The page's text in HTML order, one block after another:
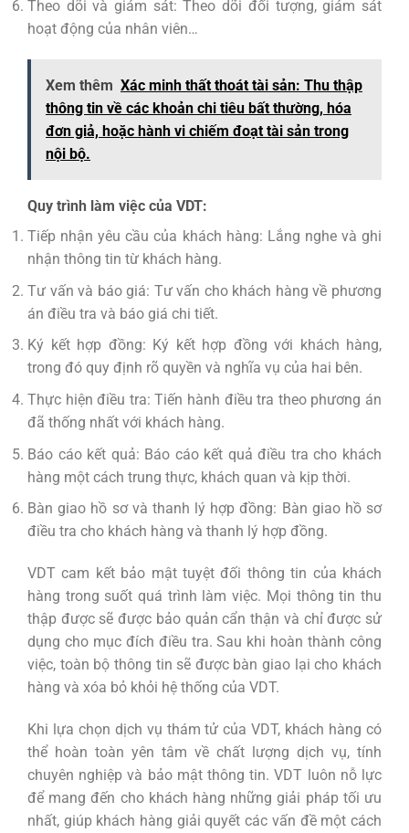
Theo dõi và giám sát: Theo dõi đối tượng, giám sát
hoạt động của nhân viên…
Xem thêm Xác minh thất thoát tài sản: Thu thập
thông tin về các khoản chi tiêu bất thường, hóa
đơn giả, hoặc hành vi chiếm đoạt tài sản trong
nội bộ.
Quy trình làm việc của VDT:
Tiếp nhận yêu cầu của khách hàng: Lắng nghe và ghi
nhận thông tin từ khách hàng.
Tư vấn và báo giá: Tư vấn cho khách hàng về phương
án điều tra và báo giá chi tiết.
Ký kết hợp đồng: Ký kết hợp đồng với khách hàng,
trong đó quy định rõ quyền và nghĩa vụ của hai bên.
Thực hiện điều tra: Tiến hành điều tra theo phương án
đã thống nhất với khách hàng.
Báo cáo kết quả: Báo cáo kết quả điều tra cho khách
hàng một cách trung thực, khách quan và kịp thời.
Bàn giao hồ sơ và thanh lý hợp đồng: Bàn giao hồ sơ
điều tra cho khách hàng và thanh lý hợp đồng.
VDT cam kết bảo mật tuyệt đối thông tin của khách
hàng trong suốt quá trình làm việc. Mọi thông tin thu
thập được sẽ được bảo quản cẩn thận và chỉ được sử
dụng cho mục đích điều tra. Sau khi hoàn thành công
việc, toàn bộ thông tin sẽ được bàn giao lại cho khách
hàng và xóa bỏ khỏi hệ thống của VDT.
Khi lựa chọn dịch vụ thám tử của VDT, khách hàng có
thể hoàn toàn yên tâm về chất lượng dịch vụ, tính
chuyên nghiệp và bảo mật thông tin. VDT luôn nỗ lực
để mang đến cho khách hàng những giải pháp tối ưu
nhất, giúp khách hàng giải quyết các vấn đề một cách